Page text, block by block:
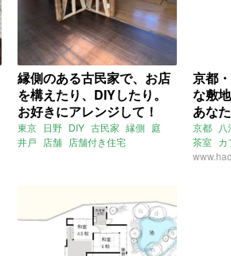
縁側のある古民家で、お店
を構えたり、DIYしたり。
お好きにアレンジして！
（東京都日野市92㎡の賃貸
物件）
東京 日野 DIY 古民家 縁側 庭
井戸
店舗 店舗付き住宅
京都
な敷
あな
(京都
物件)
京都 八
茶室 カ
つくばい